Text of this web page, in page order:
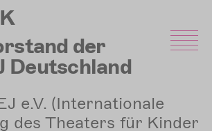
der
Deutschland
e.V. (Internationale
des Theaters für Kinder